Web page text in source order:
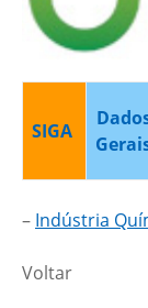
SIGA
– Indústria
Voltar